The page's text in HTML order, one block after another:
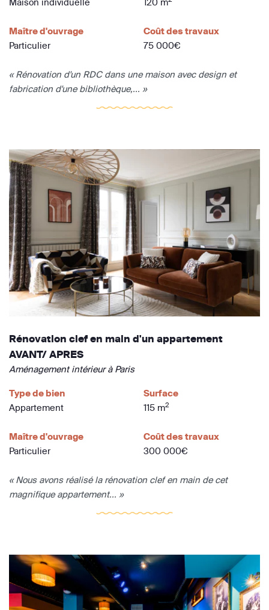
Maître d'ouvrage
Particulier
Coût des travaux
75 000€
« Rénovation d'un RDC dans une maison avec design et
fabrication d'une bibliothèque,... »
Rénovation clef en main d'un appartement
AVANT/ APRES
Aménagement intérieur à Paris
Type de bien
Appartement
Surface
115 m2
Maître d'ouvrage
Particulier
Coût des travaux
300 000€
« Nous avons réalisé la rénovation clef en main de cet
magnifique appartement... »